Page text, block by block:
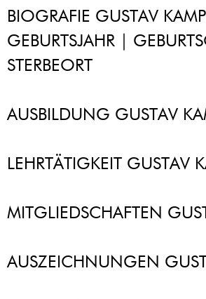
BIOGRAFIE GUSTAV
GEBURTSJAHR |
STERBEORT
AUSBILDUNG GUSTAV
LEHRTÄTIGKEIT GUSTAV
MITGLIEDSCHAFTEN
AUSZEICHNUNGEN